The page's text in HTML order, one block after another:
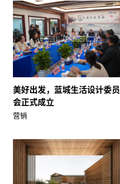
美好出发，蓝城生活设计委员
会正式成立
营销